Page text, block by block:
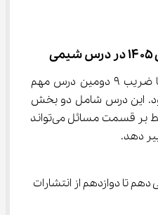
درس شیمی بعد از زیست، با ضریب ۹ دومین درس مهم
تجربی محسوب می‌شود. این درس شامل دو بخش
مفاهیم و مسائل است و تسلط بر قسمت مسائل می‌تواند
دهد.
دهم تا دوازدهم از انتشارات